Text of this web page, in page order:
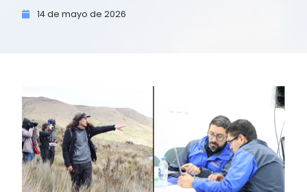
14 de mayo de 2026